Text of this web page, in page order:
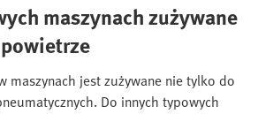
maszynach zużywane
maszynach jest zużywane nie tylko do
Do innych typowych